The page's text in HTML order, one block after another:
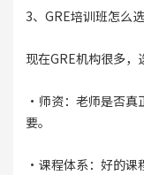
3、GRE培训班怎么
现在GRE机构很多，
·师资：老师是否
要。
·课程体系：好的课